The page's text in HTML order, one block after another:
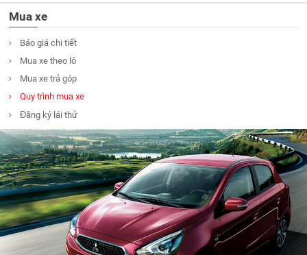
Mua xe
Báo giá chi tiết
Mua xe theo lô
Mua xe trả góp
Quy trình mua xe
Đăng ký lái thử